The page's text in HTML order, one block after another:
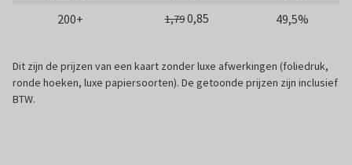
200+
1,790,85 49,5%
Dit zijn de prijzen van een kaart zonder luxe afwerkingen (foliedruk,
ronde hoeken, luxe papiersoorten). De getoonde prijzen zijn inclusief
BTW.